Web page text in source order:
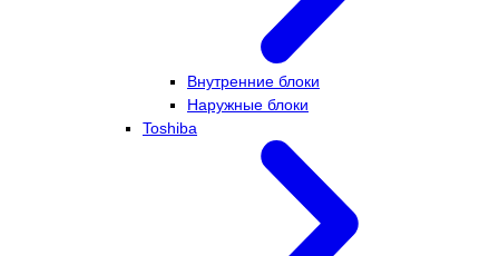
Внутренние блоки
Наружные блоки
Toshiba